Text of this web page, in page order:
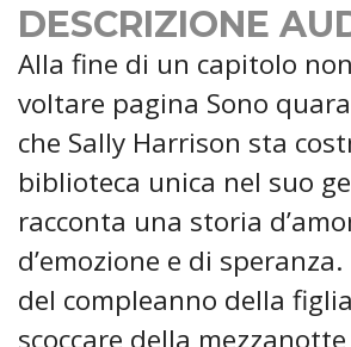
DESCRIZIONE
Alla fine di un capitolo
voltare pagina Sono
che Sally Harrison sta
biblioteca unica nel suo
racconta una storia
d’emozione e di
del compleanno della
scoccare della